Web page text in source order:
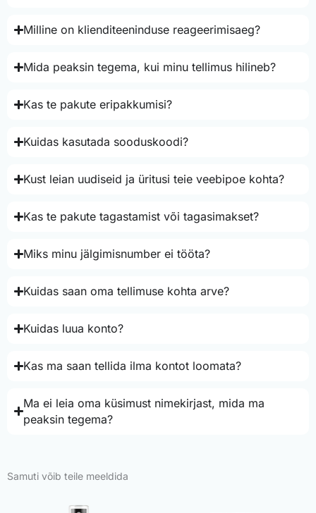
Milline on klienditeeninduse reageerimisaeg?
Mida peaksin tegema, kui minu tellimus hilineb?
Kas te pakute eripakkumisi?
Kuidas kasutada sooduskoodi?
Kust leian uudiseid ja üritusi teie veebipoe kohta?
Kas te pakute tagastamist või tagasimakset?
Miks minu jälgimisnumber ei tööta?
Kuidas saan oma tellimuse kohta arve?
Kuidas luua konto?
Kas ma saan tellida ilma kontot loomata?
Ma ei leia oma küsimust nimekirjast, mida ma
peaksin tegema?
Samuti võib teile meeldida